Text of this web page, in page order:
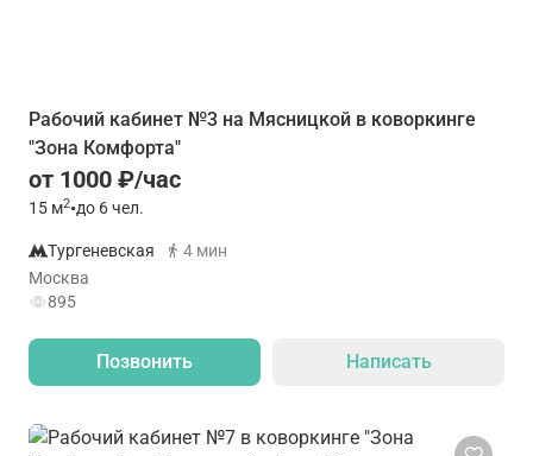
Рабочий кабинет №3 на Мясницкой в коворкинге
"Зона Комфорта"
от 1000 ₽/час
15 м2•до 6 чел.
Тургеневская
4 мин
Москва
895
Позвонить Написать